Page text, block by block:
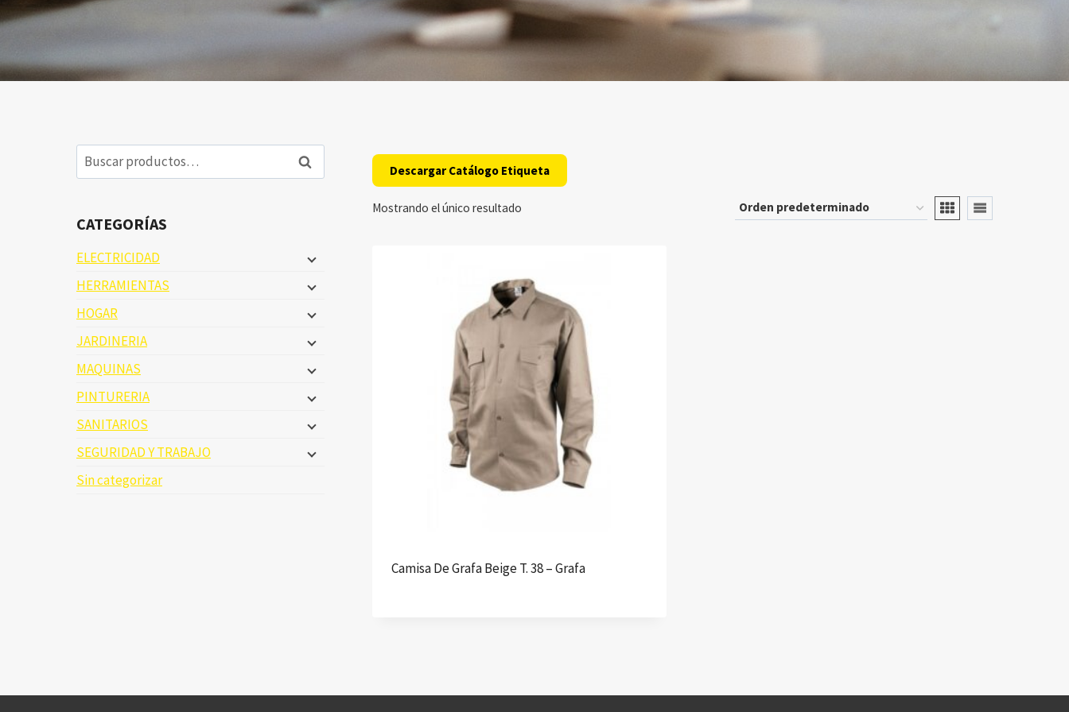
Descargar Catálogo Etiqueta
Mostrando el único resultado
Camisa De Grafa Beige T. 38 – Grafa
Buscar
por:
Buscar
CATEGORÍAS
ELECTRICIDAD
HERRAMIENTAS
HOGAR
JARDINERIA
MAQUINAS
PINTURERIA
SANITARIOS
SEGURIDAD Y TRABAJO
Sin categorizar